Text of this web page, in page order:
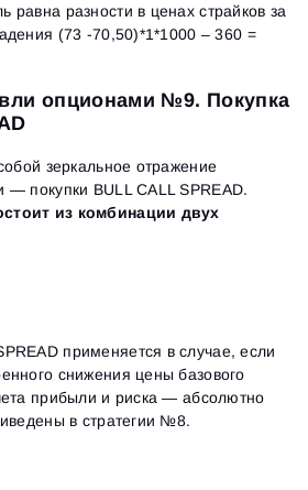
равна разности в ценах страйков за
(73 -70,50)*1*1000 – 360 =
опционами №9. Покупка
зеркальное отражение
— покупки BULL CALL SPREAD.
из комбинации двух
применяется в случае, если
снижения цены базового
прибыли и риска — абсолютно
в стратегии №8.